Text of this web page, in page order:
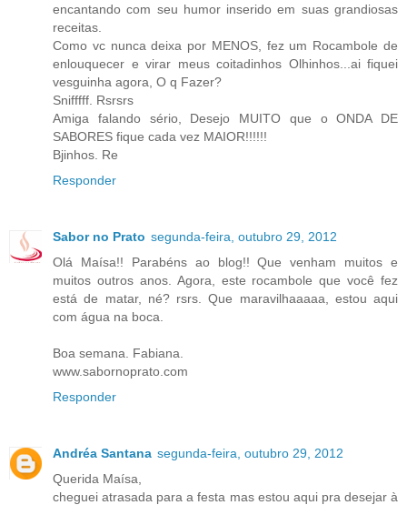
encantando com seu humor inserido em suas grandiosas
receitas.
Como vc nunca deixa por MENOS, fez um Rocambole de
enlouquecer e virar meus coitadinhos Olhinhos...ai fiquei
vesguinha agora, O q Fazer?
Snifffff. Rsrsrs
Amiga falando sério, Desejo MUITO que o ONDA DE
SABORES fique cada vez MAIOR!!!!!!
Bjinhos. Re
Responder
Sabor no Prato segunda-feira, outubro 29, 2012
Olá Maísa!! Parabéns ao blog!! Que venham muitos e
muitos outros anos. Agora, este rocambole que você fez
está de matar, né? rsrs. Que maravilhaaaaa, estou aqui
com água na boca.
Boa semana. Fabiana.
www.sabornoprato.com
Responder
Andréa Santana segunda-feira, outubro 29, 2012
Querida Maísa,
cheguei atrasada para a festa mas estou aqui pra desejar à